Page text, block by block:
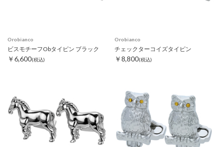
Orobianco
ビスモチーフObタイピン ブラック
￥6,600(税込)
Orobianco
チェックターコイズタイピン
￥8,800(税込)